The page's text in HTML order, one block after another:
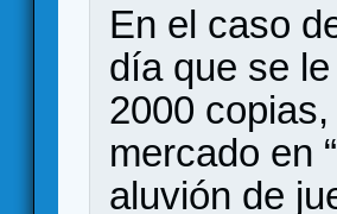
En el caso
día que se
2000
mercado en
aluvión de